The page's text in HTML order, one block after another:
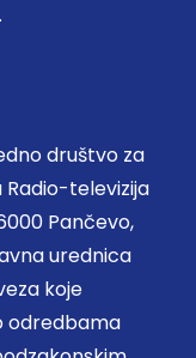
društvo za
televizija
Pančevo,
urednica
koje
odredbama